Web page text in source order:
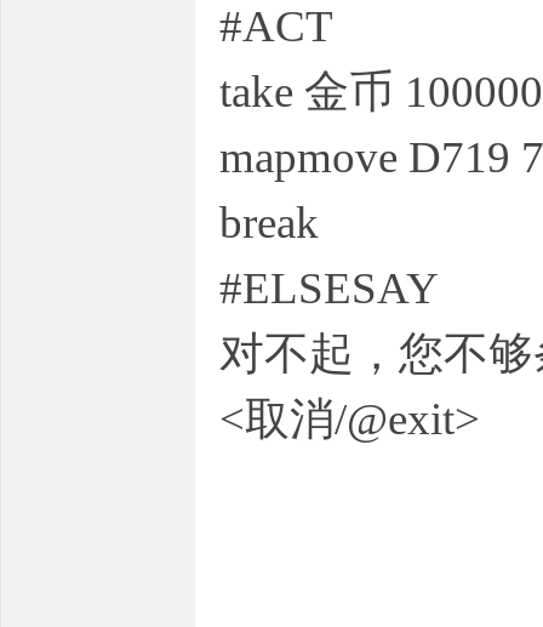
#ACT
take 金币 100000
mapmove D719
break
#ELSESAY
对不起，您不
<取消/@exit>